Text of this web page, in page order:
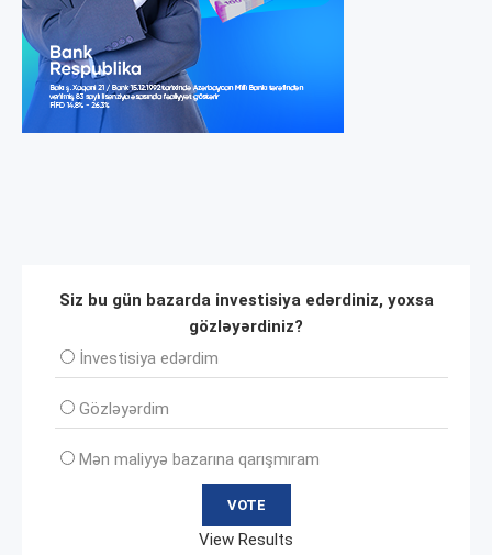
Siz bu gün bazarda investisiya edərdiniz, yoxsa
gözləyərdiniz?
İnvеstisiya edərdim
Gözləyərdim
Mən maliyyə bazarına qarışmıram
View Results